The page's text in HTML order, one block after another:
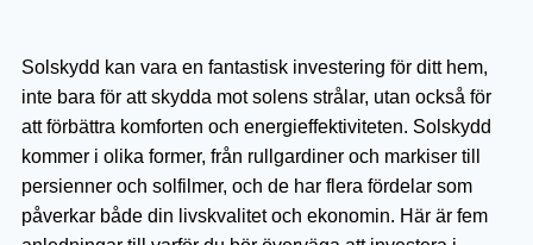
Solskydd kan vara en fantastisk investering för ditt hem,
inte bara för att skydda mot solens strålar, utan också för
att förbättra komforten och energieffektiviteten. Solskydd
kommer i olika former, från rullgardiner och markiser till
persienner och solfilmer, och de har flera fördelar som
påverkar både din livskvalitet och ekonomin. Här är fem